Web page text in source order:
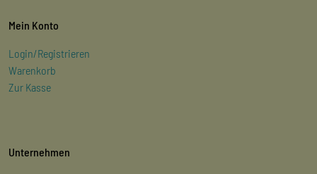
Mein Konto
Login/Registrieren
Warenkorb
Zur Kasse
Unternehmen